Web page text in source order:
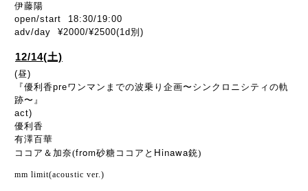
伊藤陽
open/start 18:30/19:00
adv/day ¥2000/¥2500(1d別)
12/14(土)
(昼)
『優利香preワンマンまでの波乗り企画〜シンクロニシティの軌
跡〜』
act)
優利香
有澤百華
ココア＆加奈(from砂糖ココアと Hinawa銃)
mm limit(acoustic ver.)